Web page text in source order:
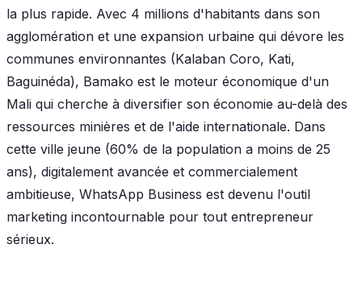
la plus rapide. Avec 4 millions d'habitants dans son
agglomération et une expansion urbaine qui dévore les
communes environnantes (Kalaban Coro, Kati,
Baguinéda), Bamako est le moteur économique d'un
Mali qui cherche à diversifier son économie au-delà des
ressources minières et de l'aide internationale. Dans
cette ville jeune (60% de la population a moins de 25
ans), digitalement avancée et commercialement
ambitieuse, WhatsApp Business est devenu l'outil
marketing incontournable pour tout entrepreneur
sérieux.